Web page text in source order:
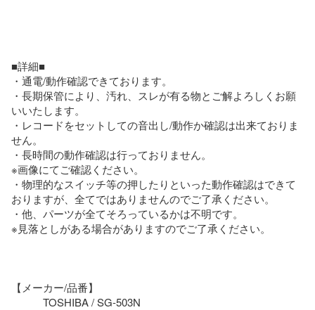
■詳細■
・通電/動作確認できております。
・長期保管により、汚れ、スレが有る物とご解よろしくお願
いいたします。
・レコードをセットしての音出し/動作か確認は出来ておりま
せん。
・長時間の動作確認は行っておりません。
※画像にてご確認ください。
・物理的なスイッチ等の押したりといった動作確認はできて
おりますが、全てではありませんのでご了承ください。
・他、パーツが全てそろっているかは不明です。
※見落としがある場合がありますのでご了承ください。
【メーカー/品番】
TOSHIBA / SG-503N